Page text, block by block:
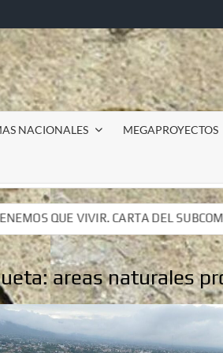
NACIONALES MEGAPROYECTOS
INSURGENTE
INSURGENTE
areas naturales